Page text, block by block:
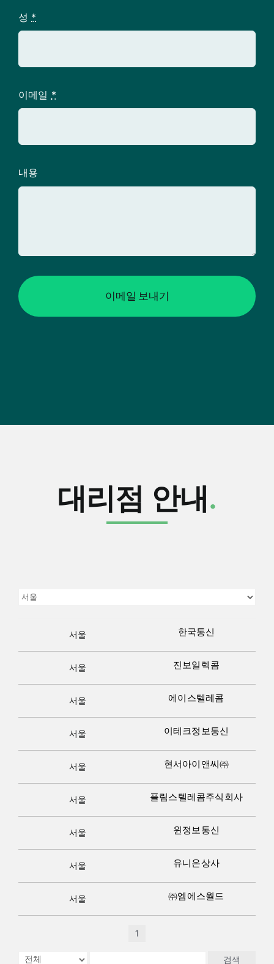
성 *
이메일 *
내용
이메일 보내기
대리점 안내.
서울 한국통신
서울 진보일렉콤
서울 에이스텔레콤
서울 이테크정보통신
서울 현서아이앤씨㈜
서울 플림스텔레콤주식회사
서울 윈정보통신
서울 유니온상사
서울 ㈜엠에스월드
1
검색